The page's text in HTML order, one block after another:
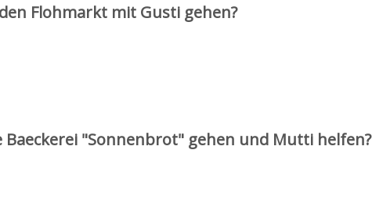
Flohmarkt mit Gusti gehen?
Baeckerei "Sonnenbrot" gehen und Mutti helfen?